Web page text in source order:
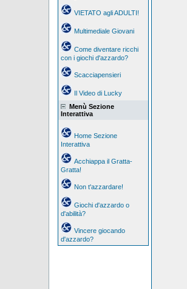
VIETATO agli ADULTI!
Multimediale Giovani
Come diventare ricchi
con i giochi d'azzardo?
Scacciapensieri
Il Video di Lucky
Menù Sezione
Interattiva
Home Sezione
Interattiva
Acchiappa il Gratta-
Gratta!
Non t'azzardare!
Giochi d'azzardo o
d'abilità?
Vincere giocando
d'azzardo?